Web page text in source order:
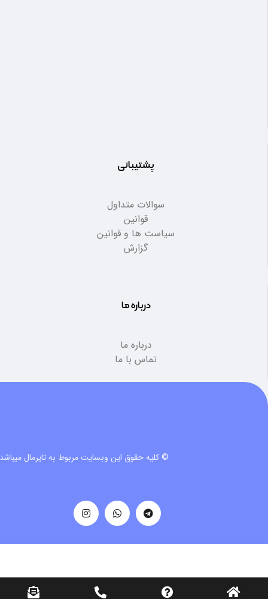
پشتیبانی
سوالات متداول
قوانین
سیاست ها و قوانین
گزارش
درباره ما
درباره ما
تماس با ما
© کلیه حقوق این وبسایت مربوط به تایرمال